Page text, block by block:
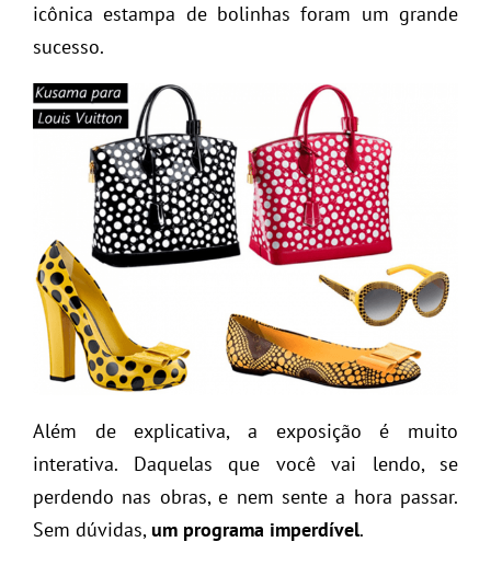
icônica estampa de bolinhas foram um grande
sucesso.
Além de explicativa, a exposição é muito
interativa. Daquelas que você vai lendo, se
perdendo nas obras, e nem sente a hora passar.
Sem dúvidas, um programa imperdível.